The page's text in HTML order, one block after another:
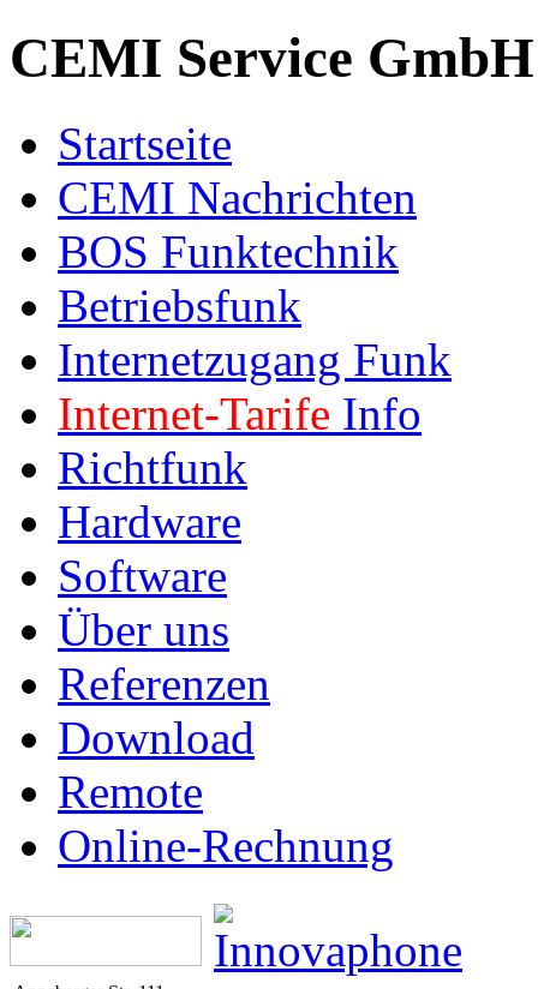
CEMI Service GmbH
Startseite
CEMI Nachrichten
BOS Funktechnik
Betriebsfunk
Internetzugang Funk
Internet-Tarife Info
Richtfunk
Hardware
Software
Über uns
Referenzen
Download
Remote
Online-Rechnung